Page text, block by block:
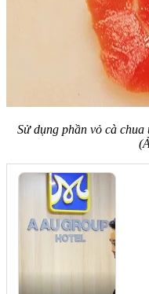
Sử dụng phần vỏ cà